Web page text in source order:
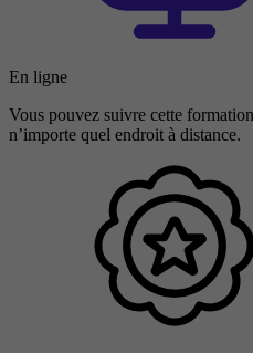
En ligne
Vous pouvez suivre cette
n’importe quel endroit à distance.